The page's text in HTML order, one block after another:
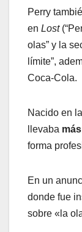
Perry
en Lost
olas” y la
límite”,
Coca-Cola.
Nacido en
llevaba
forma
En un
donde fue
sobre «la